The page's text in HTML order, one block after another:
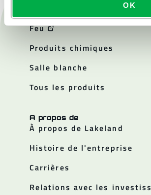
OK
Produits
Feu
Produits chimiques
Salle blanche
Tous les produits
A propos de
À propos de Lakeland
Histoire de l'entreprise
Carrières
Relations avec les